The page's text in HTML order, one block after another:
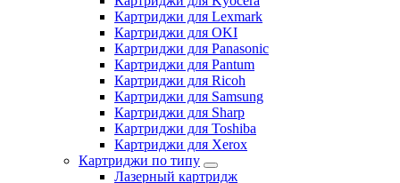
Картриджи для Lexmark
Картриджи для OKI
Картриджи для Panasonic
Картриджи для Pantum
Картриджи для Ricoh
Картриджи для Samsung
Картриджи для Sharp
Картриджи для Toshiba
Картриджи для Xerox
Картриджи по типу
Лазерный картридж